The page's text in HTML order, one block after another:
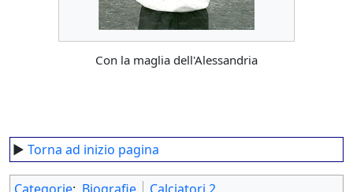
Con la maglia dell'Alessandria
► Torna ad inizio pagina